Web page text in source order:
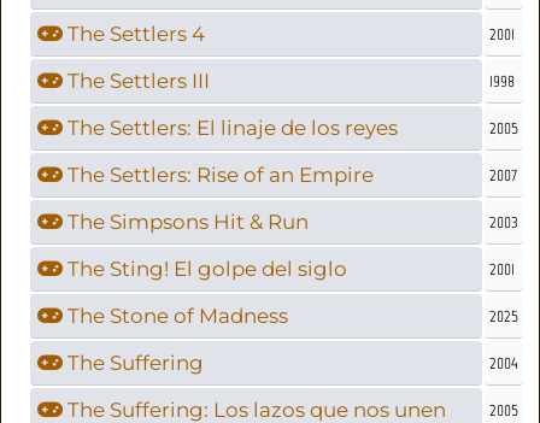
The Settlers 4 2001
The Settlers III 1998
The Settlers: El linaje de los reyes 2005
The Settlers: Rise of an Empire 2007
The Simpsons Hit & Run 2003
The Sting! El golpe del siglo 2001
The Stone of Madness 2025
The Suffering 2004
The Suffering: Los lazos que nos unen 2005